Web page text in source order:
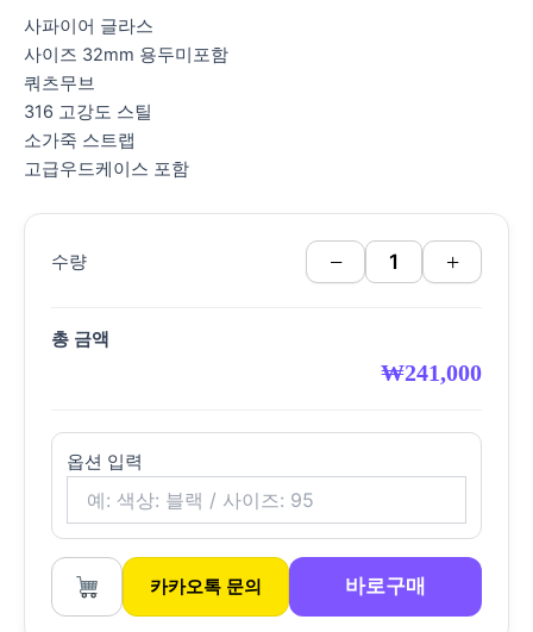
사파이어 글라스
사이즈 32mm 용두미포함
쿼츠무브
316 고강도 스틸
소가죽 스트랩
고급우드케이스 포함
수량 − +
총 금액
₩241,000
옵션 입력
카카오톡 문의 바로구매